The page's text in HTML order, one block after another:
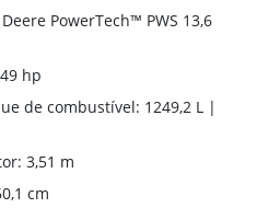
PowerTech™ PWS 13,6
hp
de combustível: 1249,2 L |
3,51 m
cm